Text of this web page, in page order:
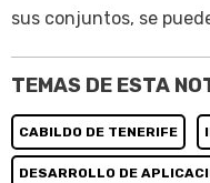
sus conjuntos, se
TEMAS DE ESTA
CABILDO DE TENERIFE
DESARROLLO DE